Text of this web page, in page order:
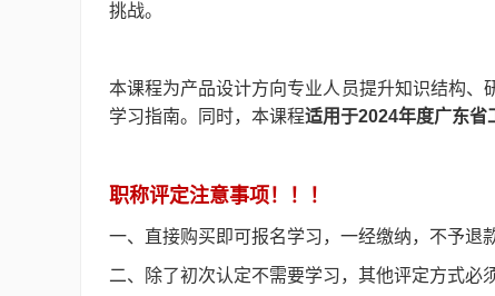
挑战。
本课程为产品设计方向专业人员提升知识结构
学习指南。同时，本课程适用于2024年度广东省
职称评定注意事项！！！
一、直接购买即可报名学习，一经缴纳，不予退款
二、除了初次认定不需要学习，其他评定方式必